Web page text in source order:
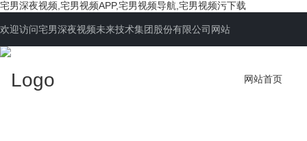
宅男深夜视频,宅男视频APP,宅男视频导航,宅男视频污下载
欢迎访问宅男深夜视频未来技术集团股份有限公司网站
网站首页